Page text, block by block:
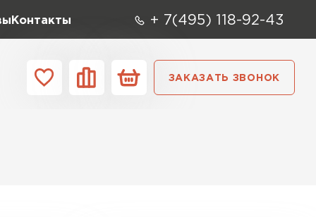
Контакты + 7(495) 118-92-43
ЗАКАЗАТЬ ЗВОНОК
Контакты